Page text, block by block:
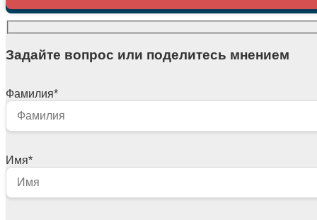
Задайте вопрос или поделитесь мнением
Фамилия*
Имя*